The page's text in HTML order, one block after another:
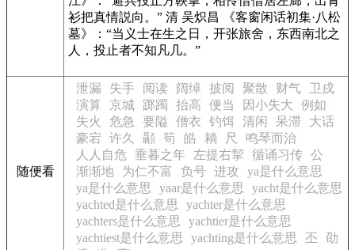
衫把真情説向。” 清 吴炽昌
《客窗闲话初集·八松
墓》
：“当义士在生之日，开张旅舍，东西南北之
人，投止者不知凡几。”
随便看
泄漏 失手 阅读 阔绰 披阅 聚散 财气
卫戍
演算
京城 踯躅 抬高 便当 因小失大
例如
失火
危急 要隘 僧衣 钓饵 清闲 呆滞
大话
豪宕
许久 顳 筍 皓 耥 尺
鸣琴而治
人人自危 垂暮之年 左提右挈 循诵习传 公
渐渐地
为仁不富 负号 进攻
ya是什么意思
ya是什么意思
yaar是什么意思
yacht是什么意思
yachted是什么意思
yachter是什么意思
yachters是什么意思
yachtier是什么意思
yachtiest是什么意思
yachting是什么意思 丕
劭